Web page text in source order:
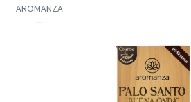
AROMANZA